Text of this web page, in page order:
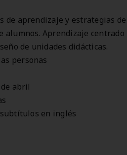
de aprendizaje y estrategias de
alumnos. Aprendizaje centrado
de unidades didácticas.
personas
de abril
en inglés